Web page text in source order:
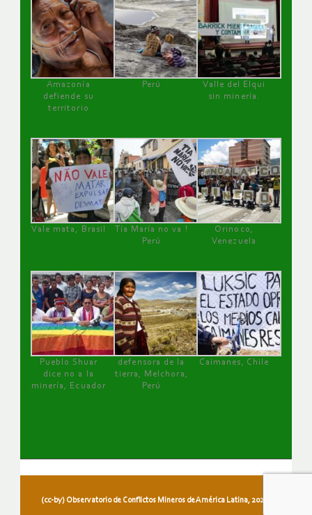
Amazonía
defiende su
territorio
Perú
Valle del Elqui
sin minería.
Vale mata, Brasil
Tía María no va !
Perú
Orinoco,
Venezuela
Pueblo Shuar
dice no a la
minería, Ecuador
defensora de la
tierra, Melchora,
Perú
Caimanes, Chile
(cc-by) Observatorio de Conflictos Mineros de América Latina, 2026